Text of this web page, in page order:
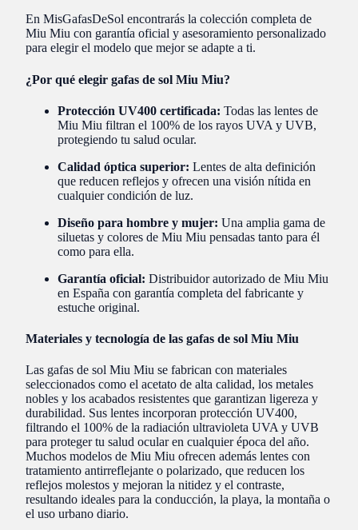
En MisGafasDeSol encontrarás la colección completa de
Miu Miu con garantía oficial y asesoramiento personalizado
para elegir el modelo que mejor se adapte a ti.
¿Por qué elegir gafas de sol Miu Miu?
Protección UV400 certificada: Todas las lentes de
Miu Miu filtran el 100% de los rayos UVA y UVB,
protegiendo tu salud ocular.
Calidad óptica superior: Lentes de alta definición
que reducen reflejos y ofrecen una visión nítida en
cualquier condición de luz.
Diseño para hombre y mujer: Una amplia gama de
siluetas y colores de Miu Miu pensadas tanto para él
como para ella.
Garantía oficial: Distribuidor autorizado de Miu Miu
en España con garantía completa del fabricante y
estuche original.
Materiales y tecnología de las gafas de sol Miu Miu
Las gafas de sol Miu Miu se fabrican con materiales
seleccionados como el acetato de alta calidad, los metales
nobles y los acabados resistentes que garantizan ligereza y
durabilidad. Sus lentes incorporan protección UV400,
filtrando el 100% de la radiación ultravioleta UVA y UVB
para proteger tu salud ocular en cualquier época del año.
Muchos modelos de Miu Miu ofrecen además lentes con
tratamiento antirreflejante o polarizado, que reducen los
reflejos molestos y mejoran la nitidez y el contraste,
resultando ideales para la conducción, la playa, la montaña o
el uso urbano diario.